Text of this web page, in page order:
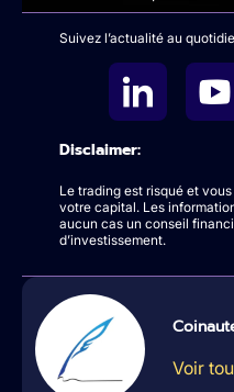
Suivez l’actualité au
Disclaimer:
Le trading est risqué et
votre capital. Les
aucun cas un conseil
d’investissement.
Voir